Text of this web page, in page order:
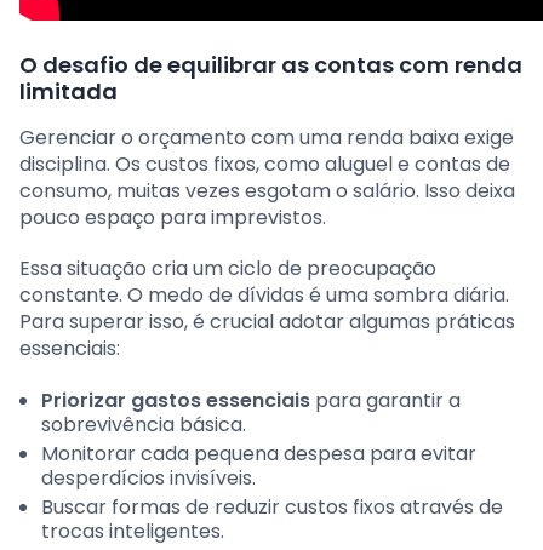
O desafio de equilibrar as contas com renda
limitada
Gerenciar o orçamento com uma renda baixa exige
disciplina. Os custos fixos, como aluguel e contas de
consumo, muitas vezes esgotam o salário. Isso deixa
pouco espaço para imprevistos.
Essa situação cria um ciclo de preocupação
constante. O medo de dívidas é uma sombra diária.
Para superar isso, é crucial adotar algumas práticas
essenciais:
Priorizar gastos essenciais para garantir a
sobrevivência básica.
Monitorar cada pequena despesa para evitar
desperdícios invisíveis.
Buscar formas de reduzir custos fixos através de
trocas inteligentes.